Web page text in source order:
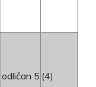
odličan 5 (4)